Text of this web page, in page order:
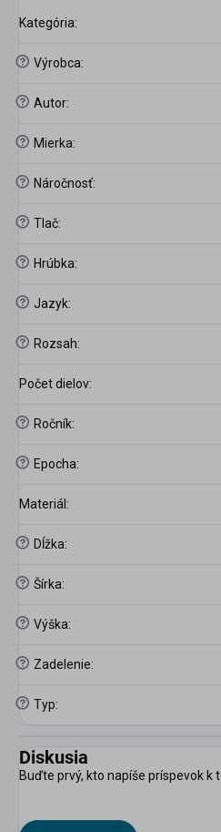
Kategória:
? Výrobca:
? Autor:
? Mierka:
? Náročnosť:
? Tlač:
? Hrúbka:
? Jazyk:
? Rozsah:
Počet dielov:
? Ročník:
? Epocha:
Materiál :
? Dĺžka:
? Šírka:
? Výška:
? Zadelenie:
? Typ:
Diskusia
Buďte prvý, kto napíše príspevok k